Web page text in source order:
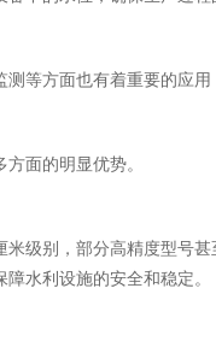
等方面也有着重要的应
面的明显优势。
级别，部分高精度型号
水利设施的安全和稳定。